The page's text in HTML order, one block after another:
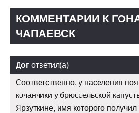
КОММЕНТАРИИ К
ЧАПАЕВСК
Дог ответил(а)
Соответственно, у населения
кочанчики у брюссельской
Ярзуткине, имя которого получил